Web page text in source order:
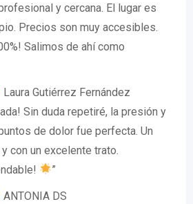
y cercana. El lugar es
Precios son muy accesibles.
Salimos de ahí como
Laura Gutiérrez Fernández
Sin duda repetiré, la presión y
de dolor fue perfecta. Un
con un excelente trato.
”
ANTONIA DS